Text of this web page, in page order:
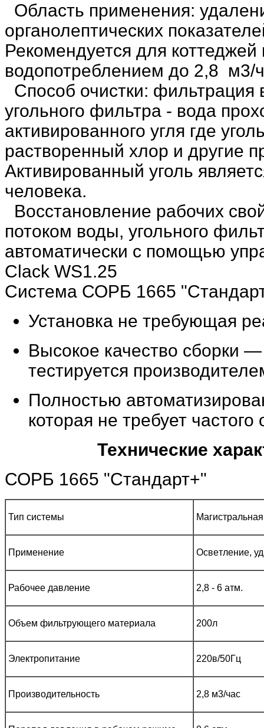
Область применения:
органолептических
Рекомендуется для
водопотреблением до 2,8 м3/
Способ очистки:
угольного фильтра - вода
активированного угля где
растворенный хлор и другие
Активированный уголь
человека.
Восстановление рабочих
потоком воды, угольного
автоматически с помощью
Clack WS1.25
Система СОРБ 1665
Установка не требующая
Высокое качество сборки
тестируется
Полностью
которая не требует
Технические
СОРБ 1665 "Стандарт+"
Тип системы Магистральная
Применение Осветление,
Рабочее давление 2,8 - 6 атм.
Объем фильтрующего материала 200л
Электропитание 220в/50Гц
Производительность 2,8 м3/час